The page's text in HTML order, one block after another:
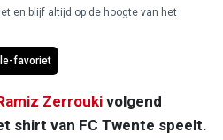
en blijf altijd op de hoogte van het
favoriet
Zerrouki volgend
shirt van FC Twente speelt.